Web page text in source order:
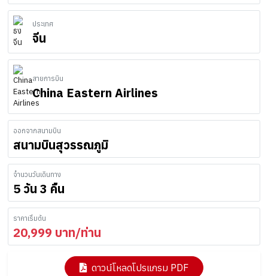
ประเทศ
จีน
สายการบิน
China Eastern Airlines
ออกจากสนามบิน
สนามบินสุวรรณภูมิ
จำนวนวันเดินทาง
5 วัน 3 คืน
ราคาเริ่มต้น
20,999 บาท/ท่าน
ดาวน์โหลดโปรแกรม PDF